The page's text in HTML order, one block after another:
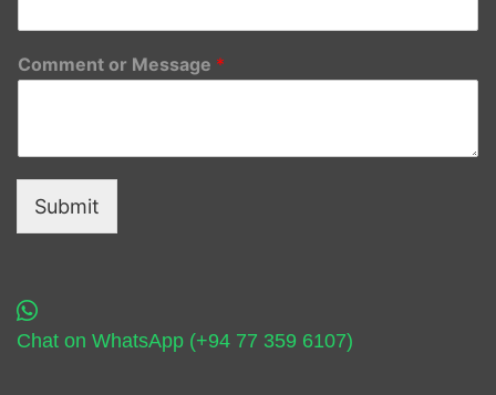
Comment or Message *
Submit
Chat on WhatsApp (+94 77 359 6107)